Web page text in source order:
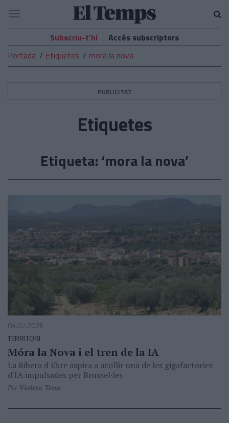
El
Temps
Navegació
Subscriu-t’hi
Accés subscriptors
Portada
Etiquetes mora la nova
PUBLICITAT
Etiquetes
Etiqueta: ‘mora la nova’
04.07.2026
TERRITORI
Móra la Nova i el tren de la IA
La Ribera d'Ebre aspira a acollir una de les gigafactories
d'IA impulsades per Brussel·les
Per Violeta Tena